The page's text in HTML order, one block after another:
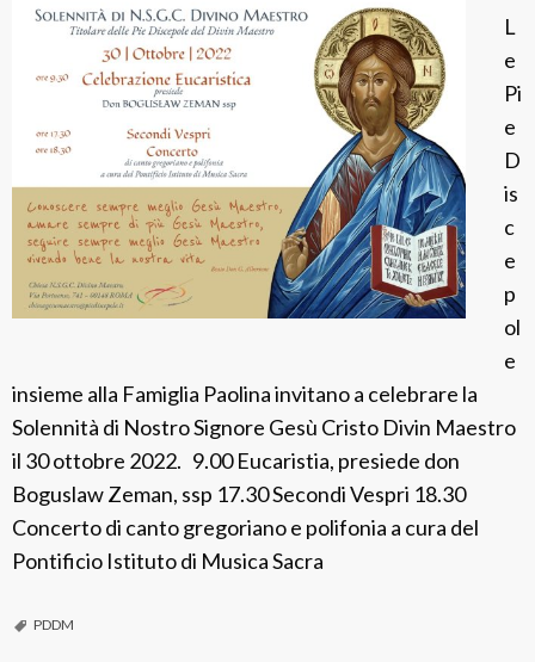
L
e
Pi
e
D
is
c
e
p
ol
e
insieme alla Famiglia Paolina invitano a celebrare la
Solennità di Nostro Signore Gesù Cristo Divin Maestro
il 30 ottobre 2022. 9.00 Eucaristia, presiede don
Boguslaw Zeman, ssp 17.30 Secondi Vespri 18.30
Concerto di canto gregoriano e polifonia a cura del
Pontificio Istituto di Musica Sacra
PDDM